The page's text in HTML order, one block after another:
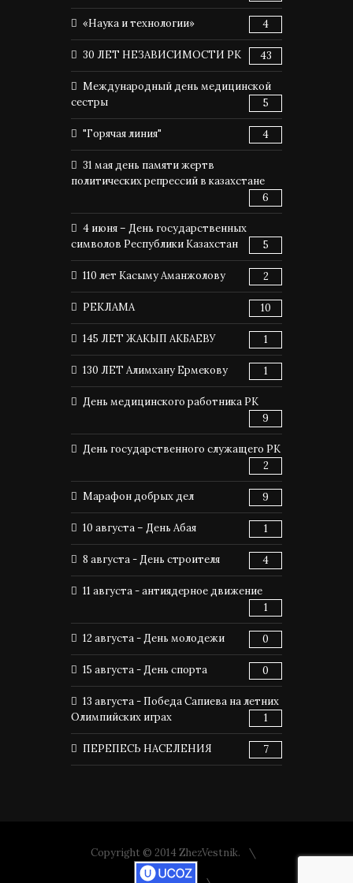
«Наука и технологии» 4
30 ЛЕТ НЕЗАВИСИМОСТИ РК 43
Международный день медицинской
сестры
5
"Горячая линия" 4
31 мая день памяти жертв
политических репрессий в казахстане
6
4 июня – День государственных
символов Республики Казахстан
5
110 лет Касыму Аманжолову 2
РЕКЛАМА 10
145 ЛЕТ ЖАКЫП АКБАЕВУ 1
130 ЛЕТ Алимхану Ермекову 1
День медицинского работника РК
9
День государственного служащего РК
2
Марафон добрых дел 9
10 августа – День Абая 1
8 августа - День строителя 4
11 августа - антиядерное движение
1
12 августа - День молодежи 0
15 августа - День спорта 0
13 августа - Победа Сапиева на летних
Олимпийских играх
1
ПЕРЕПЕСЬ НАСЕЛЕНИЯ 7
Copyright © 2014 ZhezVestnik.